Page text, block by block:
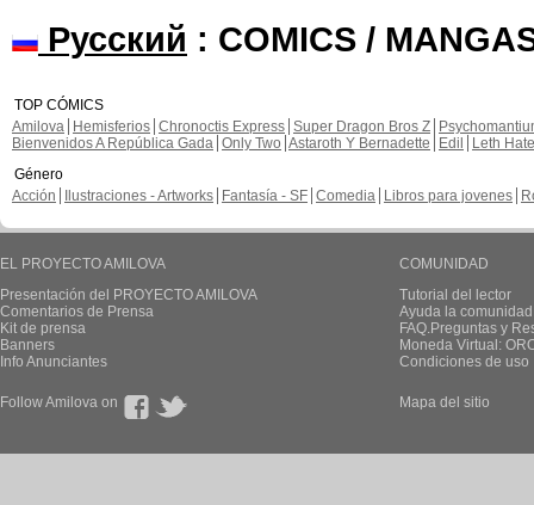
Русский : COMICS /
TOP CÓMICS
Amilova
Hemisferios Chronoctis Express Super Dragon Bros Z
Bienvenidos A República Gada Only Two Astaroth Y Bernadette Edil
Leth Hate
Género
Acción
Ilustraciones - Artworks Fantasía - SF Comedia Libros para jovenes
EL PROYECTO AMILOVA
Presentación del PROYECTO AMILOVA
Comentarios de Prensa
Kit de prensa
Banners
Info Anunciantes
COMUNIDAD
Tutorial del lector
Ayuda la
FAQ.Preguntas y
Moneda Virtual:
Condiciones de uso
Follow Amilova on Mapa del sitio